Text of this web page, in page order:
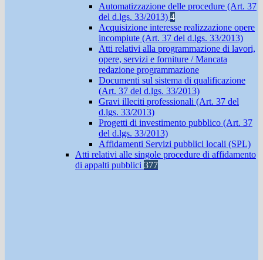
Automatizzazione delle procedure (Art. 37
del d.lgs. 33/2013) 4
Acquisizione interesse realizzazione opere
incompiute (Art. 37 del d.lgs. 33/2013)
Atti relativi alla programmazione di lavori,
opere, servizi e forniture / Mancata
redazione programmazione
Documenti sul sistema di qualificazione
(Art. 37 del d.lgs. 33/2013)
Gravi illeciti professionali (Art. 37 del
d.lgs. 33/2013)
Progetti di investimento pubblico (Art. 37
del d.lgs. 33/2013)
Affidamenti Servizi pubblici locali (SPL)
Atti relativi alle singole procedure di affidamento
di appalti pubblici 377